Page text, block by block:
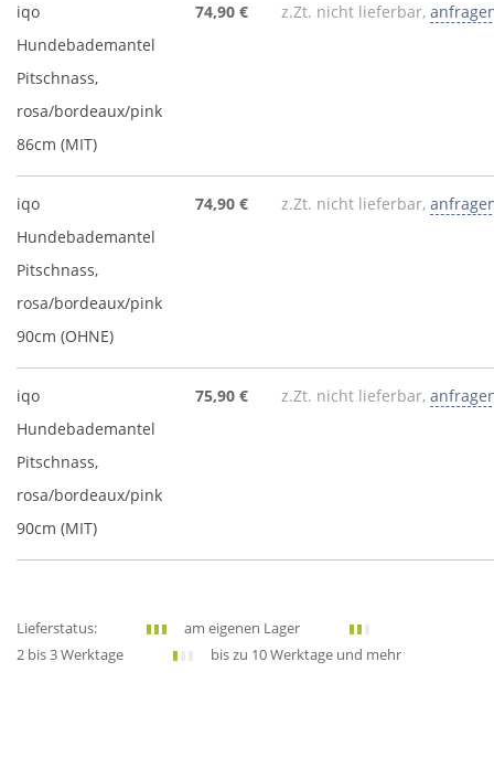
iqo
Hundebademantel
Pitschnass,
rosa/bordeaux/pink
86cm (MIT)
74,90 € z.Zt. nicht lieferbar,
iqo
Hundebademantel
Pitschnass,
rosa/bordeaux/pink
90cm (OHNE)
74,90 € z.Zt. nicht lieferbar,
iqo
Hundebademantel
Pitschnass,
rosa/bordeaux/pink
90cm (MIT)
75,90 € z.Zt. nicht lieferbar,
Lieferstatus:
am eigenen Lager
2 bis 3 Werktage
bis zu 10 Werktage und mehr